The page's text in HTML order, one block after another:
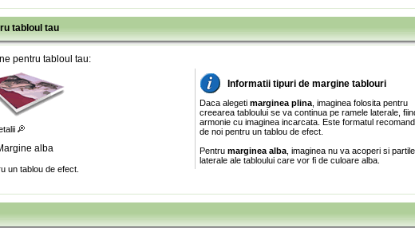
tabloul tau
pentru tabloul tau:
alba
un tablou de efect.
Informatii tipuri de margine tablouri
Daca alegeti marginea plina , imaginea folosita pentru
creearea tabloului se va continua pe ramele laterale,
armonie cu imaginea incarcata. Este formatul
de noi pentru un tablou de efect.
Pentru marginea alba , imaginea nu va acoperi si partile
laterale ale tabloului care vor fi de culoare alba.